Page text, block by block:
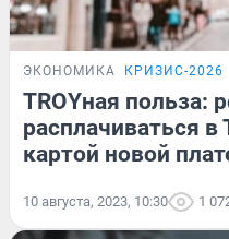
ЭКОНОМИКА КРИЗИС-2026
TROYная польза:
расплачиваться в
картой новой
10 августа, 2023, 10:30 1